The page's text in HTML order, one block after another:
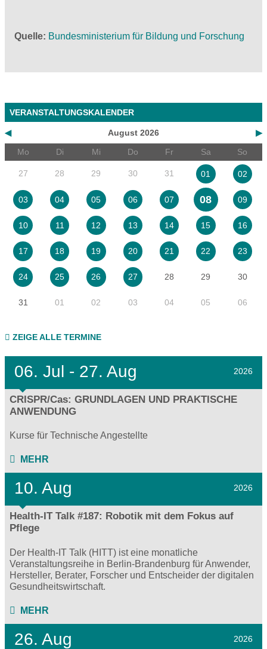
Quelle Bundesministerium für Bildung und Forschung
VERANSTALTUNGSKALENDER
◀ ▶
August 2026
Mo
Di Mi Do Fr Sa So
27 28 29 30 31 01 02
03 04 05 06 07 08 09
10 11 12 13 14 15 16
17 18 19 20 21 22 23
24 25 26 27 28 29 30
31 01 02 03 04 05 06
ZEIGE ALLE TERMINE
06. Jul - 27. Aug 2026
CRISPR/Cas: GRUNDLAGEN UND PRAKTISCHE
ANWENDUNG
Kurse für Technische Angestellte
MEHR
10. Aug 2026
Health-IT Talk #187: Robotik mit dem Fokus auf
Pflege
Der Health-IT Talk (HITT) ist eine monatliche
Veranstaltungsreihe in Berlin-Brandenburg für Anwender,
Hersteller, Berater, Forscher und Entscheider der digitalen
Gesundheitswirtschaft.
MEHR
26. Aug 2026